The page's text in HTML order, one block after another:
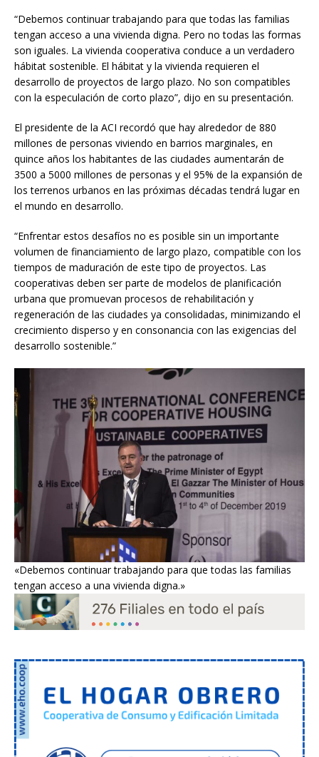
“Debemos continuar trabajando para que todas las familias
tengan acceso a una vivienda digna. Pero no todas las formas
son iguales. La vivienda cooperativa conduce a un verdadero
hábitat sostenible. El hábitat y la vivienda requieren el
desarrollo de proyectos de largo plazo. No son compatibles
con la especulación de corto plazo”, dijo en su presentación.
El presidente de la ACI recordó que hay alrededor de 880
millones de personas viviendo en barrios marginales, en
quince años los habitantes de las ciudades aumentarán de
3500 a 5000 millones de personas y el 95% de la expansión de
los terrenos urbanos en las próximas décadas tendrá lugar en
el mundo en desarrollo.
“Enfrentar estos desafíos no es posible sin un importante
volumen de financiamiento de largo plazo, compatible con los
tiempos de maduración de este tipo de proyectos. Las
cooperativas deben ser parte de modelos de planificación
urbana que promuevan procesos de rehabilitación y
regeneración de las ciudades ya consolidadas, minimizando el
crecimiento disperso y en consonancia con las exigencias del
desarrollo sostenible.”
«Debemos continuar trabajando para que todas las familias
tengan acceso a una vivienda digna.»